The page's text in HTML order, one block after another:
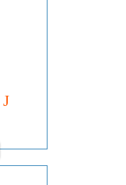
J